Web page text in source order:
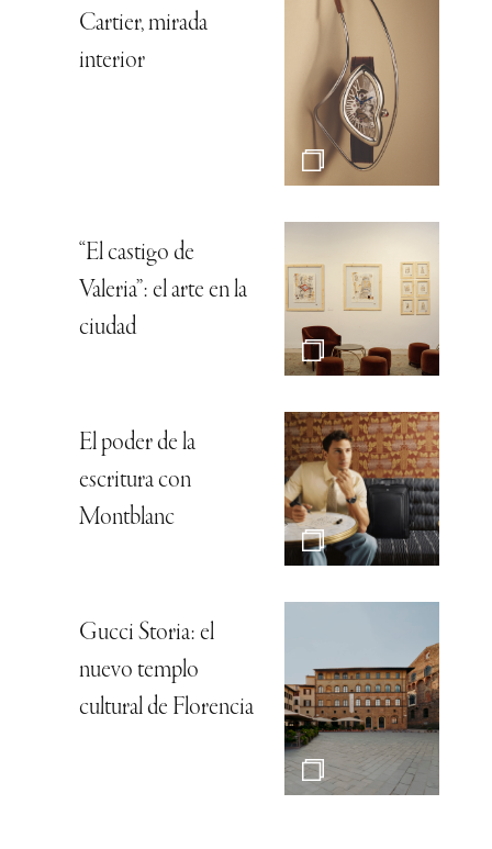
Cartier, mirada
interior
“El castigo de
Valeria”: el arte en la
ciudad
El poder de la
escritura con
Montblanc
Gucci Storia: el
nuevo templo
cultural de Florencia